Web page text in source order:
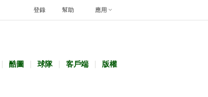
幫助 應用
登錄
酷圖 球隊 客戶端 版權